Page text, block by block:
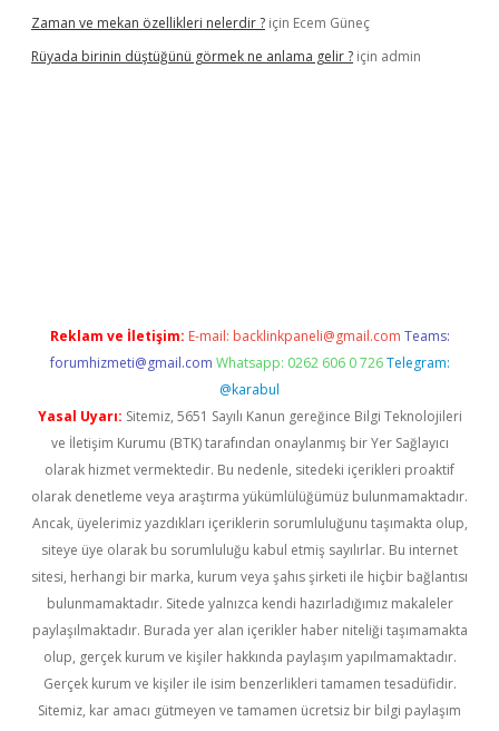
Zaman ve mekan özellikleri nelerdir ? için Ecem Güneç
Rüyada birinin düştüğünü görmek ne anlama gelir ? için admin
Reklam ve İletişim: E-mail: backlinkpaneli@gmail.com Teams:
forumhizmeti@gmail.com Whatsapp: 0262 606 0 726 Telegram:
@karabul
Yasal Uyarı: Sitemiz, 5651 Sayılı Kanun gereğince Bilgi Teknolojileri
ve İletişim Kurumu (BTK) tarafından onaylanmış bir Yer Sağlayıcı
olarak hizmet vermektedir. Bu nedenle, sitedeki içerikleri proaktif
olarak denetleme veya araştırma yükümlülüğümüz bulunmamaktadır.
Ancak, üyelerimiz yazdıkları içeriklerin sorumluluğunu taşımakta olup,
siteye üye olarak bu sorumluluğu kabul etmiş sayılırlar. Bu internet
sitesi, herhangi bir marka, kurum veya şahıs şirketi ile hiçbir bağlantısı
bulunmamaktadır. Sitede yalnızca kendi hazırladığımız makaleler
paylaşılmaktadır. Burada yer alan içerikler haber niteliği taşımamakta
olup, gerçek kurum ve kişiler hakkında paylaşım yapılmamaktadır.
Gerçek kurum ve kişiler ile isim benzerlikleri tamamen tesadüfidir.
Sitemiz, kar amacı gütmeyen ve tamamen ücretsiz bir bilgi paylaşım